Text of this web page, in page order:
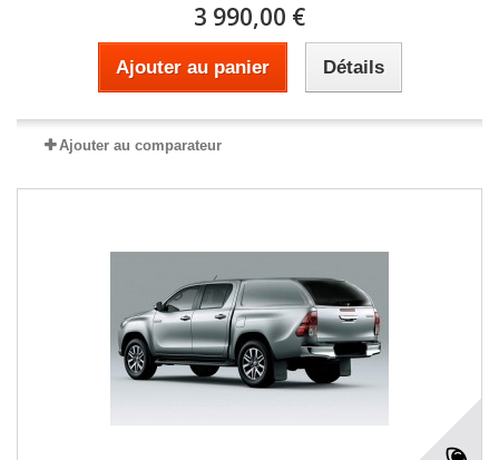
3 990,00 €
Ajouter au panier Détails
Ajouter au comparateur